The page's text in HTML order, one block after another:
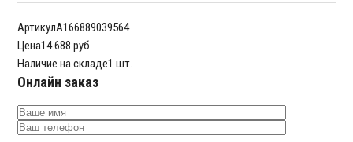
АртикулA166889039564
Цена14.688 руб.
Наличие на складе1 шт.
Онлайн заказ